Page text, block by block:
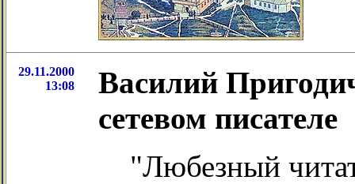
29.11.2000
13:08
Василий
сетевом писателе
"Любезный